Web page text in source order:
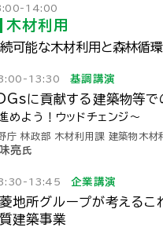
14:00
木材利用
可能な木材利用と森林循環
13:30基調講演
に貢献する建築物等で
めよう！ ウッド チェンジ～
庁 林政部 木材利用課 建築物木材
亮 氏
13:45企業講演
地所グループが考えるこ
建築事業